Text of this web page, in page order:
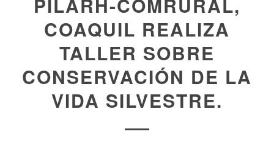
COAQUIL REALIZA
TALLER SOBRE
CONSERVACIÓN DE LA
VIDA SILVESTRE.